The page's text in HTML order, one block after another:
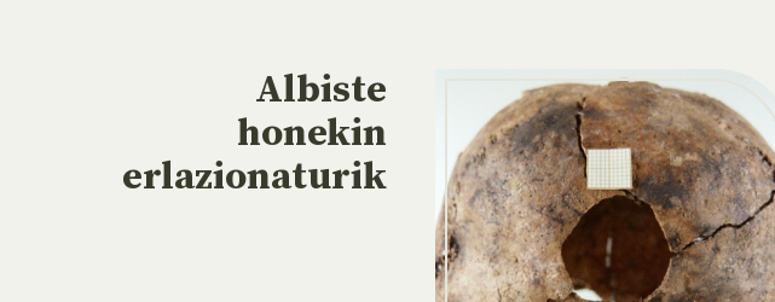
Albiste
honekin
erlazionaturik